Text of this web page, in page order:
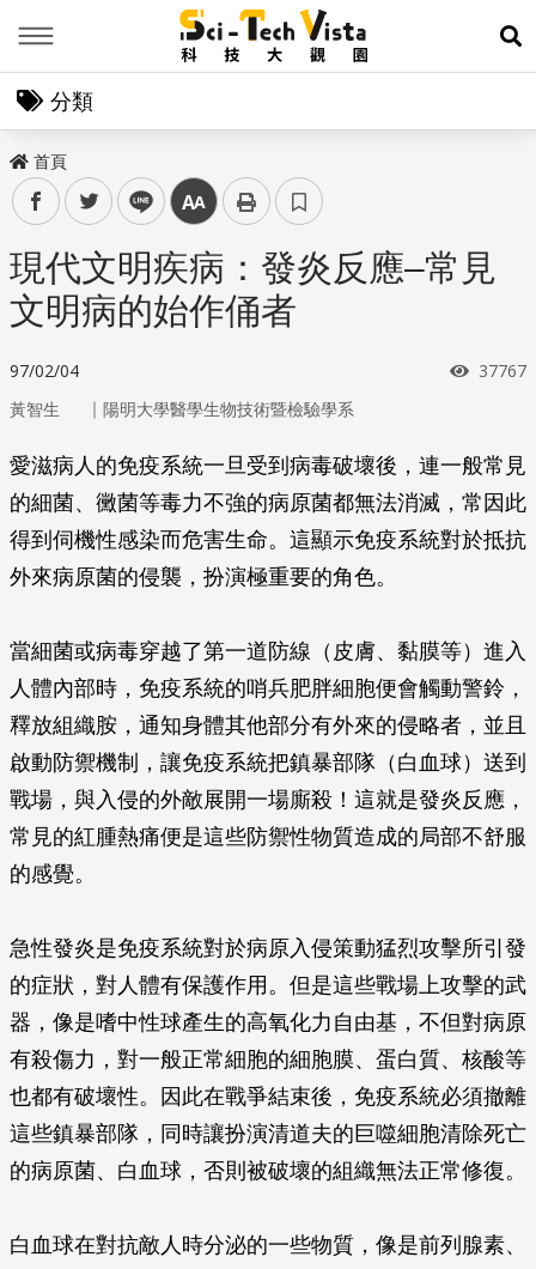
展
分類
首頁
facebooktwitter line 中
現代文明疾病：發炎反應–常見
文明病的始作俑者
97/02/04 瀏覽次
37767
黃智生 ｜ 陽明大學醫學生物技術暨檢驗學系
愛滋病人的免疫系統一旦受到病毒破壞後，連一般常見
的細菌、黴菌等毒力不強的病原菌都無法消滅，常因此
得到伺機性感染而危害生命。這顯示免疫系統對於抵抗
外來病原菌的侵襲，扮演極重要的角色。
當細菌或病毒穿越了第一道防線（皮膚、黏膜等）進入
人體內部時，免疫系統的哨兵肥胖細胞便會觸動警鈴，
釋放組織胺，通知身體其他部分有外來的侵略者，並且
啟動防禦機制，讓免疫系統把鎮暴部隊（白血球）送到
戰場，與入侵的外敵展開一場廝殺！這就是發炎反應，
常見的紅腫熱痛便是這些防禦性物質造成的局部不舒服
的感覺。
急性發炎是免疫系統對於病原入侵策動猛烈攻擊所引發
的症狀，對人體有保護作用。但是這些戰場上攻擊的武
器，像是嗜中性球產生的高氧化力自由基，不但對病原
有殺傷力，對一般正常細胞的細胞膜、蛋白質、核酸等
也都有破壞性。因此在戰爭結束後，免疫系統必須撤離
這些鎮暴部隊，同時讓扮演清道夫的巨噬細胞清除死亡
的病原菌、白血球，否則被破壞的組織無法正常修復。
白血球在對抗敵人時分泌的一些物質，像是前列腺素、